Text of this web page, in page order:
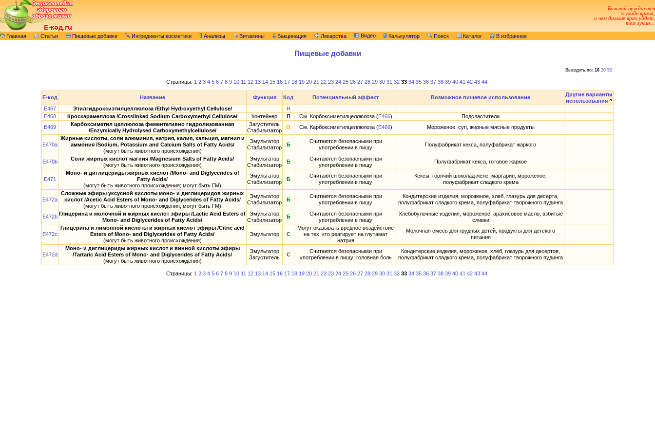
Больной нуждается
в уходе врача,
и чем дальше врач уйдет,
тем лучше...
Главная Статьи Пищевые добавки Ингредиенты косметики Анализы Витамины Вакцинация Лекарства Видео Калькулятор Поиск Каталог В избранное
Пищевые добавки
Выводить по: 10 20 50
Страницы: 1 2 3 4 5 6 7 8 9 10 11 12 13 14 15 16 17 18 19 20 21 22 23 24 25 26 27 28 29 30 31 32 33 34 35 36 37 38 39 40 41 42 43 44
E-код Название Функция Код Потенциальный эффект Возможное пищевое использование
Другие варианты
использования^
E467
Этилгидроксиэтилцеллюлоза /Ethyl Hydroxyethyl Cellulose/
Н
E468
Кроскарамеллоза /Crosslinked Sodium Carboxymethyl Cellulose/ Контейнер П См. Корбоксиметилцеллюлоза (E466)
Подсластители
E469
Карбоксиметил целлюлоза фементативно гидролизованная
/Enzymically Hydrolysed Carboxymethylcellulose/
Загуститель
Стабилизатор
О См. Карбоксиметилцеллюлоза (E466) Мороженое, суп, жирные мясные продукты
E470a
Жирные кислоты, соли алюминия, натрия, калия, кальция, магния и
аммония /Sodium, Potassium and Calcium Salts of Fatty Acids/
(могут быть животного происхождения)
Эмульгатор
Стабилизатор
Б
Считаются безопасными при
употреблении в пищу
Полуфабрикат кекса, полуфабрикат жаркого
E470b
Соли жирных кислот магния /Magnesium Salts of Fatty Acids/
(могут быть животного происхождения)
Эмульгатор
Стабилизатор
Б
Считаются безопасными при
употреблении в пищу
Полуфабрикат кекса, готовое жаркое
E471
Моно- и диглицериды жирных кислот /Mono- and Diglycerides of
Fatty Acids/
(могут быть животного происхождения; могут быть ГМ)
Эмульгатор
Стабилизатор
Б
Считаются безопасными при
употреблении в пищу
Кексы, горячий шоколад желе, маргарин, мороженое,
полуфабрикат сладкого крема
E472a
Сложные эфиры уксусной кислоты моно- и диглицеридов жирных
кислот /Acetic Acid Esters of Mono- and Diglycerides of Fatty Acids/
(могут быть животного происхождения; могут быть ГМ)
Эмульгатор
Стабилизатор
Б
Считаются безопасными при
употреблении в пищу
Кондитерские изделия, мороженое, хлеб, глазурь для десерта,
полуфабрикат сладкого крема, полуфабрикат творожного пудинга
E472b Глицерина и молочной и жирных кислот эфиры /Lactic Acid Esters of
Mono- and Diglycerides of Fatty Acids/
Эмульгатор
Стабилизатор
Б
Считаются безопасными при
употреблении в пищу
Хлебобулочные изделия, мороженое, арахисовое масло, взбитые
сливки
E472c
Глицерина и лимонной кислоты и жирных кислот эфиры /Citric acid
Esters of Mono- and Diglycerides of Fatty Acids/
(могут быть животного происхождения)
Эмульгатор С
Могут оказывать вредное воздействие
на тех, кто реагирует на глутамат
натрия
Молочная смесь для грудных детей, продукты для детского
питания
E472d
Моно- и диглицериды жирных кислот и винной кислоты эфиры
/Tartaric Acid Esters of Mono- and Diglycerides of Fatty Acids/
(могут быть животного происхождения)
Эмульгатор
Загуститель
С
Считаются безопасными при
употреблении в пищу; головная боль
Кондитерские изделия, мороженое, хлеб, глазурь для десертов,
полуфабрикат сладкого крема, полуфабрикат творожного пудинга
Страницы: 1 2 3 4 5 6 7 8 9 10 11 12 13 14 15 16 17 18 19 20 21 22 23 24 25 26 27 28 29 30 31 32 33 34 35 36 37 38 39 40 41 42 43 44